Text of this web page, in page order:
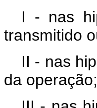
I - nas
transmitido
II - nas
da operação;